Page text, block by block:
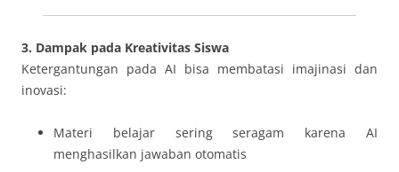
3. Dampak pada Kreativitas Siswa
Ketergantungan pada AI bisa membatasi imajinasi dan
inovasi:
Materi belajar sering seragam karena AI
menghasilkan jawaban otomatis